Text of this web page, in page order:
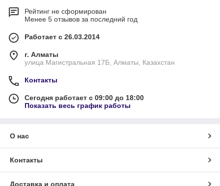
Рейтинг не сформирован
Менее 5 отзывов за последний год
Работает с 26.03.2014
г. Алматы
улица Магистральная 17Б, Алматы, Казахстан
Контакты
Сегодня работает с 09:00 до 18:00
Показать весь график работы
О нас
Контакты
Доставка и оплата